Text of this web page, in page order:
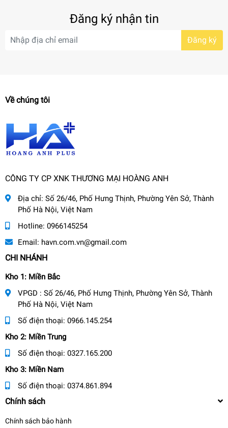
Đăng ký nhận tin
Đăng ký
Về chúng tôi
CÔNG TY CP XNK THƯƠNG MẠI HOÀNG ANH
Địa chỉ: Số 26/46, Phố Hưng Thịnh, Phường Yên Sở, Thành
Phố Hà Nội, Việt Nam
Hotline: 0966145254
Email: havn.com.vn@gmail.com
CHI NHÁNH
Kho 1: Miền Bắc
VPGD : Số 26/46, Phố Hưng Thịnh, Phường Yên Sở, Thành
Phố Hà Nội, Việt Nam
Số điện thoại: 0966.145.254
Kho 2: Miền Trung
Số điện thoại: 0327.165.200
Kho 3: Miền Nam
Số điện thoại: 0374.861.894
Chính sách
Chính sách bảo hành